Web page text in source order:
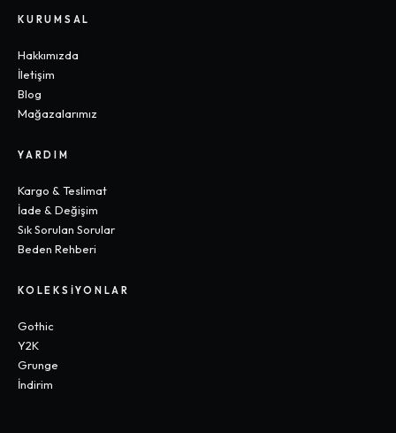
KURUMSAL
Hakkımızda
İletişim
Blog
Mağazalarımız
YARDIM
Kargo & Teslimat
İade & Değişim
Sık Sorulan Sorular
Beden Rehberi
KOLEKSIYONLAR
Gothic
Y2K
Grunge
İndirim